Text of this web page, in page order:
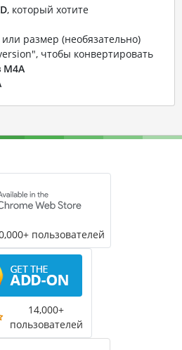
, который хотите
размер (необязательно)
чтобы конвертировать
M4A
пользователей
14,000+
пользователей